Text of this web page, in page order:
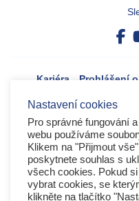
Kariéra Prohlášení
Tvorba webového
programu Výzkum, vývoj a
CZ.02.4.125/
Nastavení cookies
Pro správné fungování
webu používáme
Klikem na "Přijmout
poskytnete souhlas s
všech cookies. Pokud
vybrat cookies, se
klikněte na tlačítko